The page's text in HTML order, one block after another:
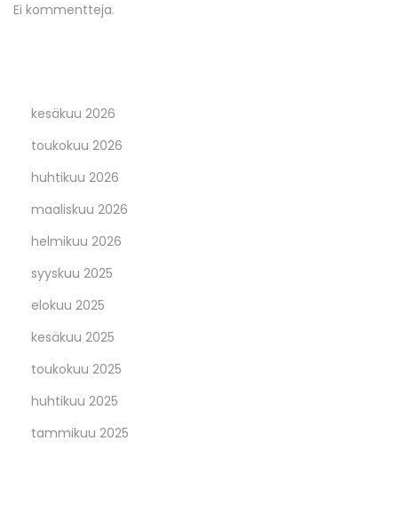
Ei kommentteja.
kesäkuu 2026
toukokuu 2026
huhtikuu 2026
maaliskuu 2026
helmikuu 2026
syyskuu 2025
elokuu 2025
kesäkuu 2025
toukokuu 2025
huhtikuu 2025
tammikuu 2025